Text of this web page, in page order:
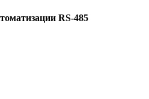
RS-485